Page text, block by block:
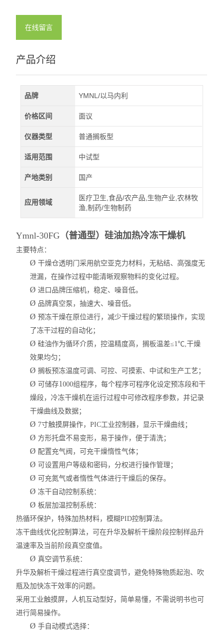
在线留言
产品介绍
品牌 YMNL/以马内利
价格区间 面议
仪器类型 普通搁板型
适用范围 中试型
产地类别 国产
应用领域
医疗卫生,食品/农产品,生物产业,农林牧
渔,制药/生物制药
Ymnl-30FG （普通型）硅油加热冷冻干燥机
主要特点：
Ø 干燥仓透明门采用航空亚克力材料，无粘结、高强度无
泄漏，在操作过程中能清晰观察物料的变化过程。
Ø进口品牌压缩机，稳定、噪音低。
Ø 品牌真空泵，抽速大、噪音低。
Ø预冻干燥在原位进行，减少干燥过程的繁琐操作，实现
了冻干过程的自动化；
Ø硅油作为循环介质，控温精度高，搁板温差≤1℃,干燥
效果均匀；
Ø搁板预冻温度可调、可控、可摸索、中试和生产工艺；
Ø可储存1000组程序，每个程序可程序化设定预冻段和干
燥段，冷冻干燥机在运行过程中可修改程序参数，并记录
干燥曲线及数据；
Ø 7寸触摸屏操作，PIC工业控制器，显示干燥曲线；
Ø 方形托盘不易变形，易于操作，便于清洗；
Ø配置充气阀，可充干燥惰性气体；
Ø可设置用户等级和密码，分权进行操作管理；
Ø可充氮气或者惰性气体进行干燥后的保存。
Ø 冻干自动控制系统：
Ø板层加温控制系统：
热循环保护，特殊加热材料，模糊PID控制算法。
冻干曲线优化控制算法，可在升华及解析干燥阶段控制样品升
温速率及当前阶段真空度值。
Ø真空调节系统：
升华及解析干燥过程进行真空度调节，避免特殊物质起泡、吹
瓶及加快冻干效率的问题。
采用工业触摸屏，人机互动型好，简单易懂，不需说明书也可
进行简易操作。
Ø手自动模式选择：